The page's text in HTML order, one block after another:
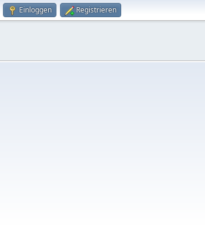
Einloggen Registrieren